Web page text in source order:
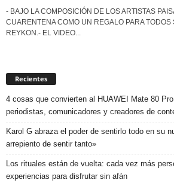
- BAJO LA COMPOSICIÓN DE LOS ARTISTAS
CUARENTENA COMO UN REGALO PARA TODOS
REYKON.- EL VIDEO...
Recientes
4 cosas que convierten al HUAWEI Mate 80
periodistas, comunicadores y creadores de
Karol G abraza el poder de sentirlo todo en su
arrepiento de sentir tanto»
Los rituales están de vuelta: cada vez más
experiencias para disfrutar sin afán